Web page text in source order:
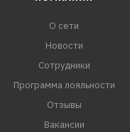
О сети
Новости
Сотрудники
Программа лояльности
Отзывы
Вакансии